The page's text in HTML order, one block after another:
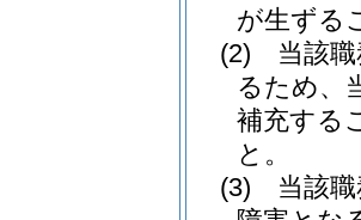
が生ずる
(2)
当該
るため、
補充する
と。
(3)
当該